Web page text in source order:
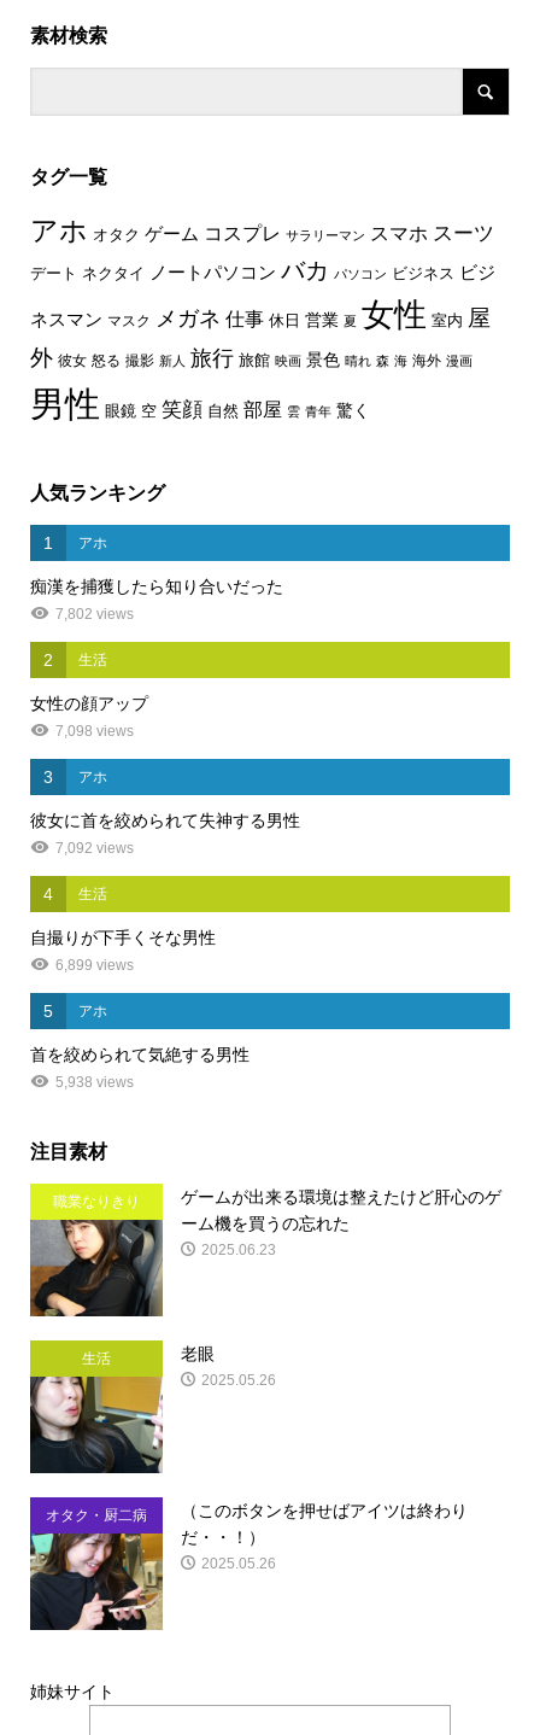
素材検索
タグ一覧
アホ オタク ゲーム コスプレ サラリーマン スマホ スーツ
デート ネクタイ ノートパソコン バカ パソコン ビジネス ビジ
ネスマン マスク メガネ 仕事 休日 営業 夏 女性 室内 屋
外 彼女 怒る 撮影 新人 旅行 旅館 映画 景色 晴れ 森 海 海外 漫画
男性 眼鏡 空 笑顔 自然 部屋 雲 青年 驚く
人気ランキング
1 アホ
痴漢を捕獲したら知り合いだった
7,802 views
2 生活
女性の顔アップ
7,098 views
3 アホ
彼女に首を絞められて失神する男性
7,092 views
4 生活
自撮りが下手くそな男性
6,899 views
5 アホ
首を絞められて気絶する男性
5,938 views
注目素材
職業なりきり
ゲームが出来る環境は整えたけど肝心のゲ
ーム機を買うの忘れた
2025.06.23
生活 老眼
2025.05.26
オタク・厨二病
（このボタンを押せばアイツは終わり
だ・・！）
2025.05.26
姉妹サイト